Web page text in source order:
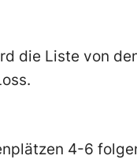
die Liste von
4-6